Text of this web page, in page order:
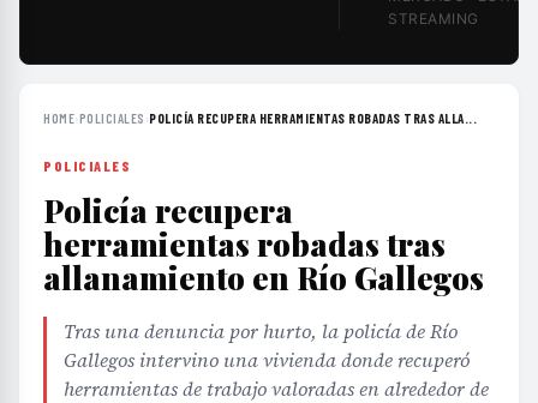
STREAMING
HOME›POLICIALES ›POLICÍA RECUPERA HERRAMIENTAS ROBADAS TRAS ALLA...
POLICIALES
Policía recupera
herramientas robadas tras
allanamiento en Río Gallegos
Tras una denuncia por hurto, la policía de Río
Gallegos intervino una vivienda donde recuperó
herramientas de trabajo valoradas en alrededor de